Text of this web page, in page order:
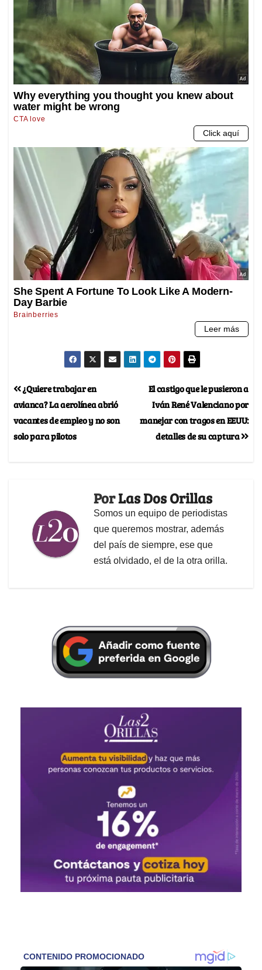
El castigo que le pusieron a
Iván René Valenciano por
manejar con tragos en EEUU:
detalles de su captura
¿Quiere trabajar en
avianca? La aerolínea abrió
vacantes de empleo y no son
solo para pilotos
PorLas Dos Orillas
Somos un equipo de periodistas
que queremos mostrar, además
del país de siempre, ese que
está olvidado, el de la otra orilla.